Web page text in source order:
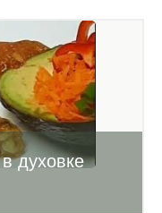
духовке